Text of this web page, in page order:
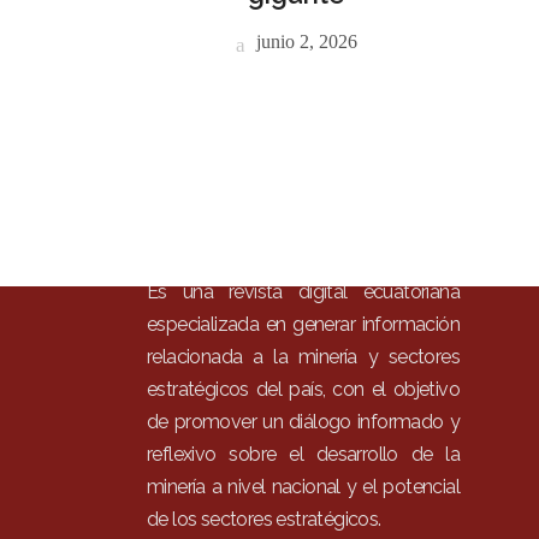
junio 2, 2026
Es una revista digital ecuatoriana
especializada en generar información
relacionada a la minería y sectores
estratégicos del país, con el objetivo
de promover un diálogo informado y
reflexivo sobre el desarrollo de la
minería a nivel nacional y el potencial
de los sectores estratégicos.